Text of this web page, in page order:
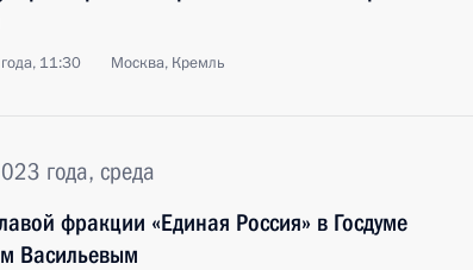
11:30 Москва, Кремль
года, среда
фракции «Единая Россия» в Госдуме
Васильевым